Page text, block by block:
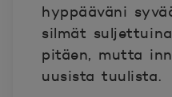
hyppääväni
silmät
pitäen, mutta
uusista tuulista.